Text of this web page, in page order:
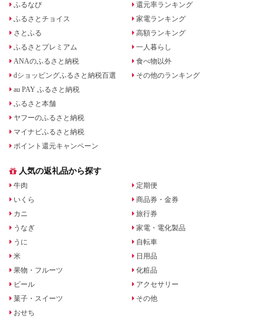
ふるなび
ふるさとチョイス
さとふる
ふるさとプレミアム
ANAのふるさと納税
dショッピングふるさと納税百選
au PAY ふるさと納税
ふるさと本舗
ヤフーのふるさと納税
マイナビふるさと納税
ポイント還元キャンペーン
還元率ランキング
家電ランキング
高額ランキング
一人暮らし
食べ物以外
その他のランキング
人気の返礼品から探す
牛肉
いくら
カニ
うなぎ
うに
米
果物・フルーツ
ビール
菓子・スイーツ
おせち
定期便
商品券・金券
旅行券
家電・電化製品
自転車
日用品
化粧品
アクセサリー
その他